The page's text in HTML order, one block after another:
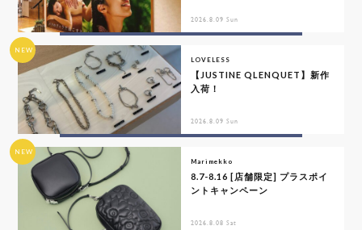
2026.8.09 Sun
NEW
LOVELESS
【JUSTINE QLENQUET】新作
入荷！
2026.8.09 Sun
NEW
Marimekko
8.7-8.16 [店舗限定] プラスポイ
ントキャンペーン
2026.8.08 Sat